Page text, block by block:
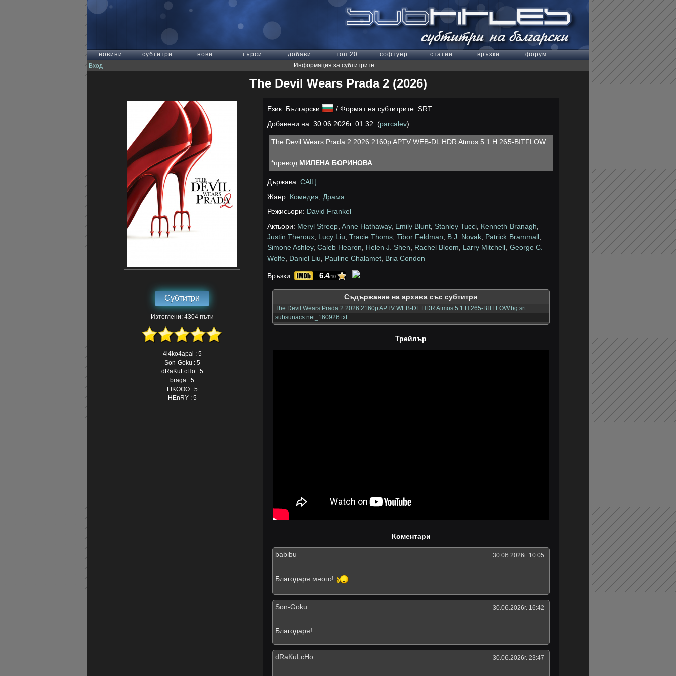
новини субтитри нови търси добави топ 20 софтуер статии връзки
форум
Вход
Информация за субтитрите
The Devil Wears Prada 2 (2026)
Субтитри
Изтеглени: 4304 пъти
4i4ko4apai : 5
Son-Goku : 5
dRaKuLcHo : 5
braga : 5
LIKOOO : 5
HEnRY : 5
Език: Български
/ Формат на субтитрите: SRT
Добавени на: 30.06.2026г. 01:32 (parcalev)
The Devil Wears Prada 2 2026 2160p APTV WEB-DL HDR Atmos 5.1 H 265-BITFLOW
*превод МИЛЕНА БОРИНОВА
Държава:САЩ
Жанр: Комедия
Драма
Режисьори: David Frankel
Актьори: Meryl Streep ,Anne Hathaway, Emily Blunt Stanley Tucci Kenneth Branagh
Justin Theroux Lucy Liu ,Tracie Thoms ,Tibor Feldman B.J. Novak Patrick Brammall
Simone Ashley,Caleb Hearon Helen J. Shen Rachel Bloom Larry Mitchell ,George C.
Wolfe
Daniel Liu Pauline Chalamet Bria Condon
Връзки: 6.4/10
Съдържание на архива със субтитри
The Devil Wears Prada 2 2026 2160p APTV WEB-DL HDR Atmos 5.1 H 265-BITFLOW.bg.srt
subsunacs.net_160926.txt
Трейлър
Коментари
babibu 30.06.2026г. 10:05
Благодаря много!
Son-Goku 30.06.2026г. 16:42
Благодаря!
dRaKuLcHo 30.06.2026г. 23:47